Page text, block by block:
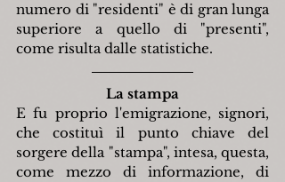
numero di "residenti" è di gran lunga
superiore a quello di "presenti",
come risulta dalle statistiche.
La stampa
E fu proprio l'emigrazione, signori,
che costituì il punto chiave del
sorgere della "stampa", intesa, questa,
come mezzo di informazione, di